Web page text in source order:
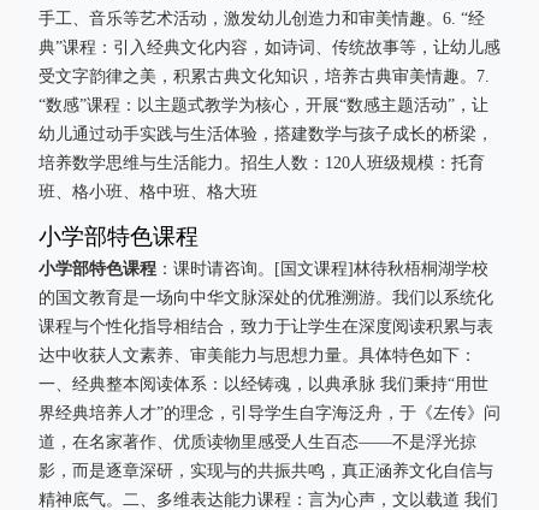
手工、音乐等艺术活动，激发幼儿创造力和审美情趣。6. “经
典”课程：引入经典文化内容，如诗词、传统故事等，让幼儿感
受文字韵律之美，积累古典文化知识，培养古典审美情趣。7.
“数感”课程：以主题式教学为核心，开展“数感主题活动”，让
幼儿通过动手实践与生活体验，搭建数学与孩子成长的桥梁，
培养数学思维与生活能力。招生人数：120人班级规模：托育
班、格小班、格中班、格大班
小学部特色课程
小学部特色课程 ：课时请咨询。[国文课程]林待秋梧桐湖学校
的国文教育是一场向中华文脉深处的优雅溯游。我们以系统化
课程与个性化指导相结合，致力于让学生在深度阅读积累与表
达中收获人文素养、审美能力与思想力量。具体特色如下：
一、经典整本阅读体系：以经铸魂，以典承脉 我们秉持“用世
界经典培养人才”的理念，引导学生自字海泛舟，于《左传》问
道，在名家著作、优质读物里感受人生百态——不是浮光掠
影，而是逐章深研，实现与的共振共鸣，真正涵养文化自信与
精神底气。二、多维表达能力课程：言为心声，文以载道 我们